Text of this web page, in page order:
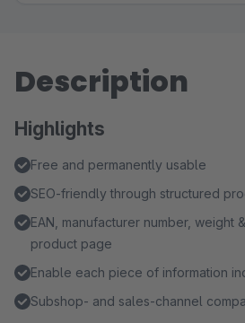
Description
Highlights
Free and permanently usable
SEO-friendly through structured
EAN, manufacturer number, weight
product page
Enable each piece of information
Subshop- and sales-channel